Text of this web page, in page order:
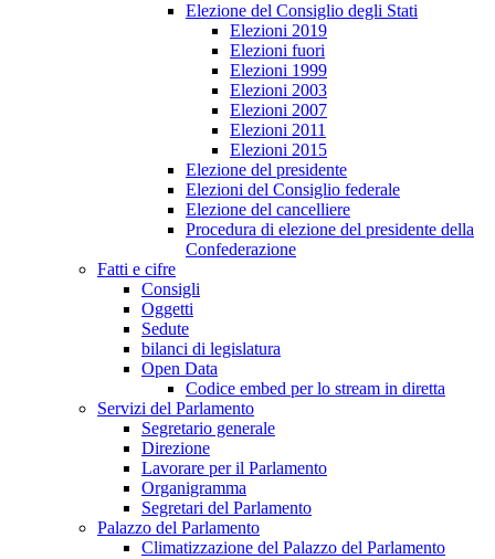
Elezione del Consiglio degli Stati
Elezioni 2019
Elezioni fuori
Elezioni 1999
Elezioni 2003
Elezioni 2007
Elezioni 2011
Elezioni 2015
Elezione del presidente
Elezioni del Consiglio federale
Elezione del cancelliere
Procedura di elezione del presidente della
Confederazione
Fatti e cifre
Consigli
Oggetti
Sedute
bilanci di legislatura
Open Data
Codice embed per lo stream in diretta
Servizi del Parlamento
Segretario generale
Direzione
Lavorare per il Parlamento
Organigramma
Segretari del Parlamento
Palazzo del Parlamento
Climatizzazione del Palazzo del Parlamento